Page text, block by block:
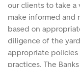
our clients to take a
make informed and
based on
diligence of the
appropriate
practices. The